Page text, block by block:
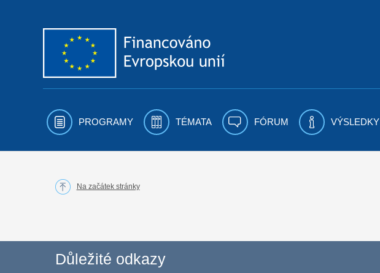
PROGRAMY TÉMATA FÓRUM VÝSLEDKY
Na začátek stránky
Důležité odkazy